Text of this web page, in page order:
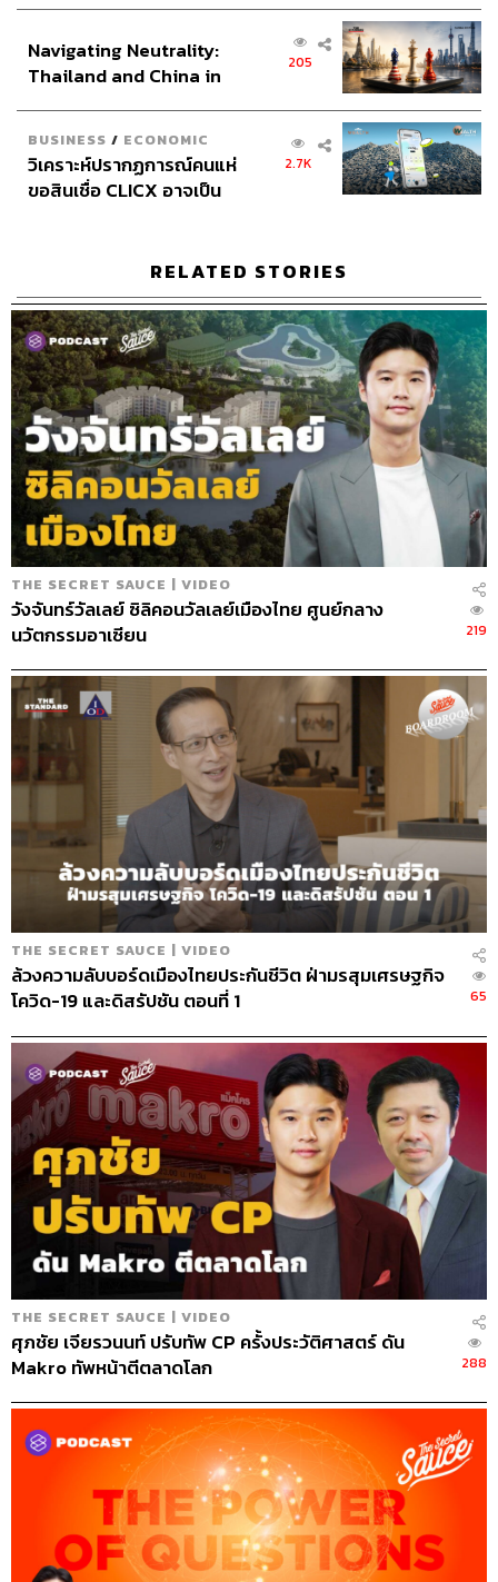
Producerณัฐชยา กาฬสิงห์
ชาคร ฉายเพชร, ธนภาคย์ อิทธิชัยพล,
ภัทรสุดา บุญญศรี, อาภาภัทร อารยางกูร, กัลยกร บุญชัย
Video Editorsวุฒิชัย ถิระบัญชาศักดิ์, อนนต์ พูนเจ้าทรัพย์,
ศุภมิตร เศรษฐลักษณ์
Sound Directorกฤตพล จียะเกียรติ
Sound Recording Engineer
ขจีพรรณ วิจิตรรัตน์, ธภัทร
ตั้งวงษ์ไชย
Senior Channel Adminทศพล เพิ่มพูล
Online Community Adminสิรินยา เจษฎาพงศ์ภักดี
THE STANDARD Shared Service Department
TAGS: EV ยานยนต์ Mazda กลยุทธ์ธุรกิจ
Podcast
ChallengerSpirit
ธุรกิจ
The Standard Podcast
The Secret Sauce
เคน นครินทร์
รถยนต์ไฟฟ้า
กลยุทธ์
259
ABOUT THE HOST
นครินทร์ วนกิจไพบูลย์
บรรณาธิการบริหาร สำนักข่าว THE
STANDARD วิทยากรด้านสื่อและการทำคอน
เทนต์ออนไลน์
อินโดนีเซีย
Navigating Neutrality:
Thailand and China in
205
BUSINESS / ECONOMIC
วิเคราะห์ปรากฏการณ์คนแห่
ขอสินเชื่อ CLICX อาจเป็น
2.7K
RELATED STORIES
THE SECRET SAUCE | VIDEO
วังจันทร์วัลเลย์ ซิลิคอนวัลเลย์เมืองไทย ศูนย์กลาง
นวัตกรรมอาเซียน
219
THE SECRET SAUCE | VIDEO
ล้วงความลับบอร์ดเมืองไทยประกันชีวิต ฝ่ามรสุมเศรษฐกิจ
โควิด-19 และดิสรัปชัน ตอนที่ 1
65
THE SECRET SAUCE | VIDEO
ศุภชัย เจียรวนนท์ ปรับทัพ CP ครั้งประวัติศาสตร์ ดัน
Makro ทัพหน้าตีตลาดโลก
288